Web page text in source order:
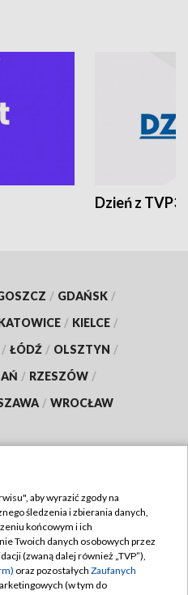
Dzień z TVP3
/ GDAŃSK /
/ KIELCE /
/ ŁÓDŹ / OLSZTYN /
/ RZESZÓW /
/ WROCŁAW
TVP
aby wyrazić zgody na
śledzenia i zbierania danych,
końcowym i ich
Twoich danych osobowych przez
(zwaną dalej również „TVP”),
oraz pozostałych Zaufanych
(w tym do